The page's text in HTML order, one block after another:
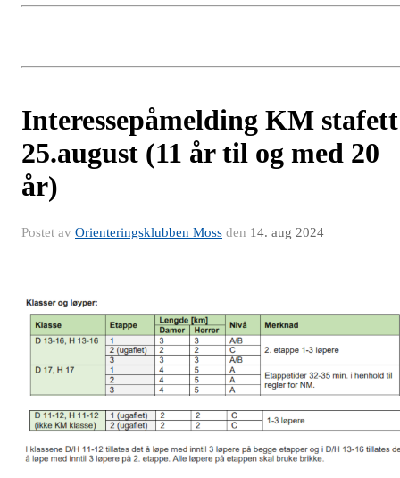
Interessepåmelding KM stafett
25.august (11 år til og med 20
år)
Postet av Orienteringsklubben Moss den 14. aug 2024